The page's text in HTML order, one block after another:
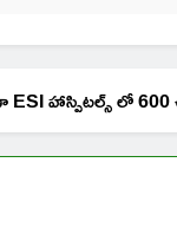
హాస్పిటల్స్ లో 600